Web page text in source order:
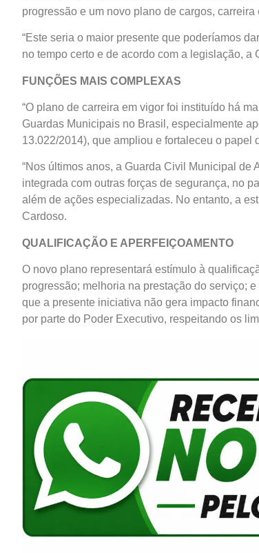
progressão e um novo plano de cargos,
“Este seria o maior presente que poderíamos
no tempo certo e de acordo com a legislação,
FUNÇÕES MAIS COMPLEXAS
“O plano de carreira em vigor foi instituído há
Guardas Municipais no Brasil, especialmente
13.022/2014), que ampliou e fortaleceu o papel
“Nos últimos anos, a Guarda Civil Municipal de
integrada com outras forças de segurança, no
além de ações especializadas. No entanto, a
Cardoso.
QUALIFICAÇÃO E APERFEIÇOAMENTO
O novo plano representará estímulo à
progressão; melhoria na prestação do serviço;
que a presente iniciativa não gera impacto
por parte do Poder Executivo, respeitando os